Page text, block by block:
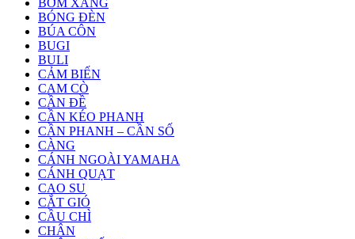
BÓNG ĐÈN
BÚA CÔN
BUGI
BULI
CẢM BIẾN
CAM CÒ
CẦN ĐỀ
CẦN KÉO PHANH
CẦN PHANH – CẦN SỐ
CÀNG
CÁNH NGOÀI YAMAHA
CÁNH QUẠT
CAO SU
CẮT GIÓ
CẦU CHÌ
CHÂN